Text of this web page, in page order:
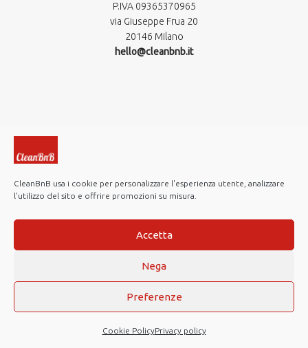
CleanBnB usa i cookie per personalizzare l'esperienza utente, analizzare
l'utilizzo del sito e offrire promozioni su misura.
Accetta
Nega
Preferenze
Cookie PolicyPrivacy policy
P.IVA 09365370965​
via Giuseppe Frua 20
20146 Milano
hello@cleanbnb.it
Investor Relations
Note Legali
Privacy policy
Cookie Policy
Web Agency